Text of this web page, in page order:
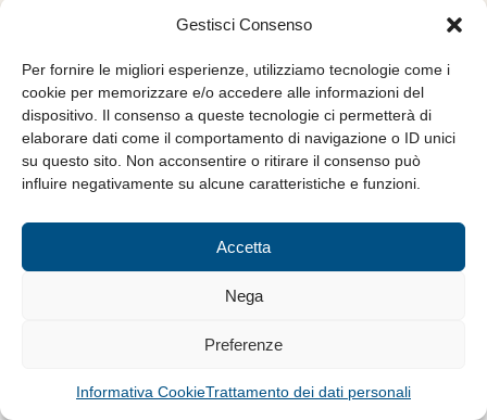
Gestisci Consenso
Per fornire le migliori esperienze, utilizziamo tecnologie come i
cookie per memorizzare e/o accedere alle informazioni del
dispositivo. Il consenso a queste tecnologie ci permetterà di
elaborare dati come il comportamento di navigazione o ID unici
su questo sito. Non acconsentire o ritirare il consenso può
influire negativamente su alcune caratteristiche e funzioni.
Accetta
Nega
Preferenze
Informativa CookieTrattamento dei dati personali
15 Ottobre 2025
CONVENZIONI – La partnership
tra Würth e Confartigianato: un
impegno condiviso per far
crescere l’artigianato
Con Würth Italia, Confartigianato Imprese condivide da sempre
la stessa visione d’impresa: mettere al centro le persone, la